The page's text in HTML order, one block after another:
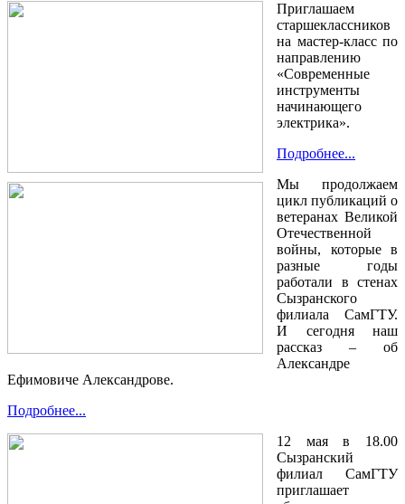
Приглашаем
старшеклассников
на мастер-класс по
направлению
«Современные
инструменты
начинающего
электрика».
Подробнее...
Мы продолжаем
цикл публикаций о
ветеранах Великой
Отечественной
войны, которые в
разные годы
работали в стенах
Сызранского
филиала СамГТУ.
И сегодня наш
рассказ – об
Александре
Ефимовиче Александрове.
Подробнее...
12 мая в 18.00
Сызранский
филиал СамГТУ
приглашает